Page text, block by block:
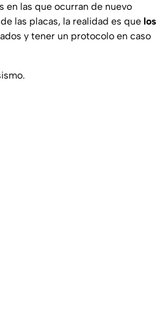
en las que ocurran de nuevo
las placas, la realidad es que los
y tener un protocolo en caso